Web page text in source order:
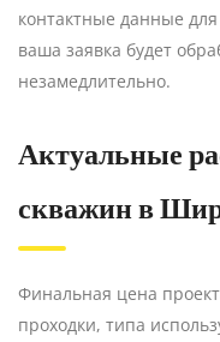
контактные данные
ваша заявка будет
незамедлительно.
Актуальные
скважин в
Финальная цена
проходки, типа